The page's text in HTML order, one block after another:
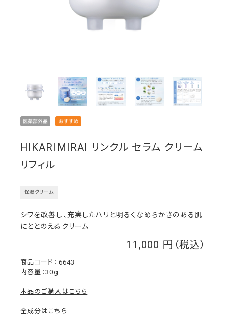
HIKARIMIRAI リンクル セラム クリーム
リフィル
保湿クリーム
11,000
6643
シワを改善し、充実したハリと明るくなめらかさのある肌
にととのえるクリーム
内容量：30g
本品のご購入はこちら
全成分はこちら